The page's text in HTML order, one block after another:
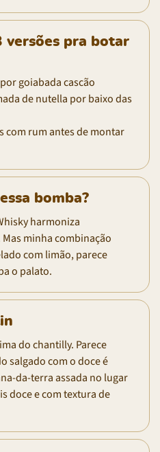
versões pra botar
goiabada cascão
de nutella por baixo das
com rum antes de montar
bomba?
harmoniza
minha combinação
com limão, parece
o palato.
do chantilly. Parece
salgado com o doce é
da-terra assada no lugar
doce e com textura de